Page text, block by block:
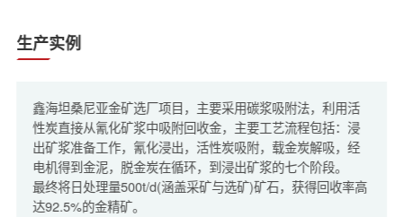
生产实例
鑫海坦桑尼亚金矿选厂项目，主要采用碳浆吸附法，利用活
性炭直接从氰化矿浆中吸附回收金，主要工艺流程包括：浸
出矿浆准备工作，氰化浸出，活性炭吸附，载金炭解吸，经
电机得到金泥，脱金炭在循环，到浸出矿浆的七个阶段。
最终将日处理量500t/d(涵盖采矿与选矿)矿石，获得回收率高
达92.5%的金精矿。